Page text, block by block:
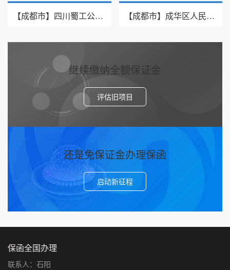
【成都市】四川蜀工公路工程试验检测有限公司/2026年银行履约保函三十九 【成都市】成华区人民法院/借款纠纷/2026诉讼保全保函二十二
继续缴纳全额保证金
评估旧项目
还是免保证金办理保函
启动新征程
保函全国办理
联系人：石阳